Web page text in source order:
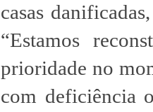
casas
“Estamos
prioridade no
com deficiência